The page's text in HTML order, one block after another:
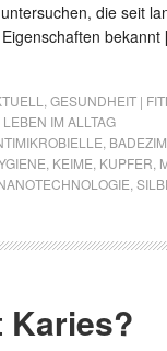
die seit
GESUNDHEIT |
IM ALLTAG
KEIME KUPFER
Karies?